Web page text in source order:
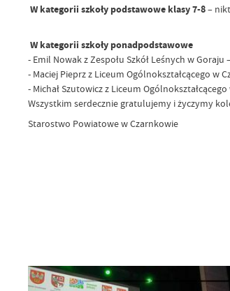
W kategorii szkoły podstawowe klasy 7-8– nikt
W kategorii szkoły ponadpodstawowe
- Emil Nowak z Zespołu Szkół Leśnych w Goraju
- Maciej Pieprz z Liceum Ogólnokształcącego w
- Michał Szutowicz z Liceum
Wszystkim serdecznie gratulujemy i życzymy
Starostwo Powiatowe w Czarnkowie